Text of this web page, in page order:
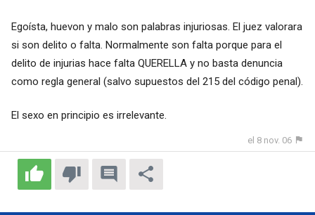
Egoísta, huevon y malo son palabras injuriosas. El juez valorara
si son delito o falta. Normalmente son falta porque para el
delito de injurias hace falta QUERELLA y no basta denuncia
como regla general (salvo supuestos del 215 del código penal).
El sexo en principio es irrelevante.
el 8 nov. 06